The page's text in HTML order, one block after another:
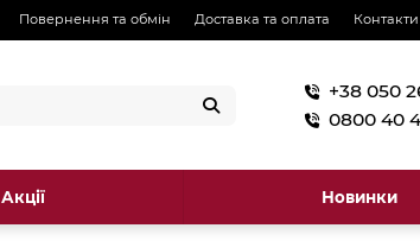
Повернення та обмін Доставка та оплата Контакти
+38 050
0800 40
Акції Новинки